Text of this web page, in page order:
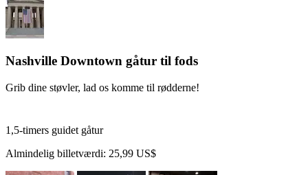
Nashville Downtown gåtur til fods
Grib dine støvler, lad os komme til rødderne!
1,5-timers guidet gåtur
Almindelig billetværdi: 25,99 US$